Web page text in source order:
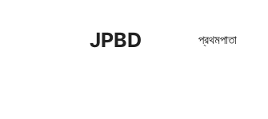
JPBD প্রথমপাতা